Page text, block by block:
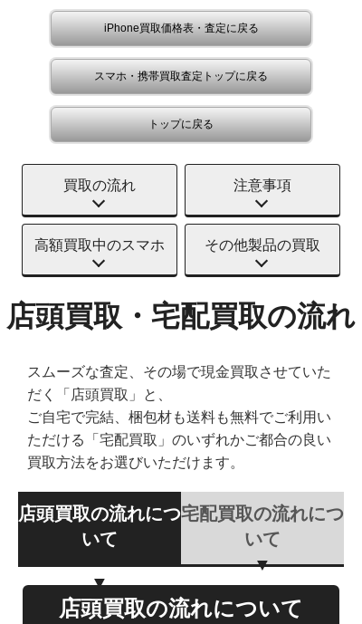
iPhone買取価格表・査定に戻る
スマホ・携帯買取査定トップに戻る
トップに戻る
買取の流れ 注意事項
高額買取中のスマホ その他製品の買取
店頭買取・宅配買取の流れ
スムーズな査定、その場で現金買取させていた
だく「店頭買取」と、
ご自宅で完結、梱包材も送料も無料でご利用い
ただける「宅配買取」のいずれかご都合の良い
買取方法をお選びいただけます。
店頭買取の流れにつ
いて
宅配買取の流れにつ
いて
店頭買取の流れについて